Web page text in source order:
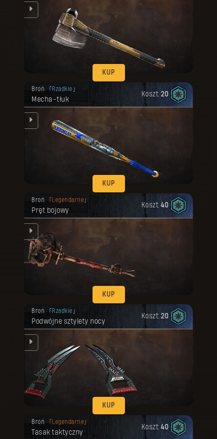
KUP
Broń Rzadkie
Mecha-tłuk
Koszt: 20
KUP
Twoja nagroda została odblokowana.
Broń Legendarne
Pręt bojowy
Koszt: 40
KUP
Twoja nagroda została odblokowana.
Broń Rzadkie
Podwójne sztylety nocy
Koszt: 20
KUP
Twoja nagroda została odblokowana.
Broń Legendarne
Tasak taktyczny
Koszt: 40
Twoja nagroda została odblokowana.